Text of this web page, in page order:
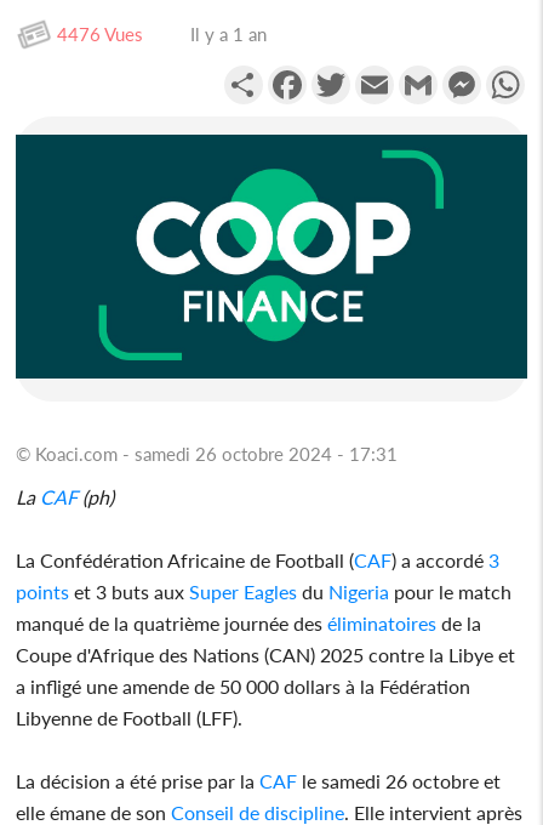
4476 Vues Il y a 1 an
PartagerFacebookTwitterEmail Gmail
© Koaci.com - samedi 26 octobre 2024 - 17:31
La CAF(ph)
La Confédération Africaine de Football (CAF) a accordé 3
points et 3 buts aux Super Eagles du Nigeria pour le match
manqué de la quatrième journée des éliminatoires de la
Coupe d'Afrique des Nations (CAN) 2025 contre la Libye et
a infligé une amende de 50 000 dollars à la Fédération
Libyenne de Football (LFF).
La décision a été prise par laCAF le samedi 26 octobre et
elle émane de son Conseil de discipline . Elle intervient après